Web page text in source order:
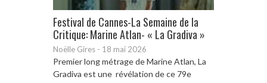
Festival de Cannes-La Semaine de la
Critique: Marine Atlan- « La Gradiva »
Noëlle Gires - 18 mai 2026
Premier long métrage de Marine Atlan, La
Gradiva est une révélation de ce 79e